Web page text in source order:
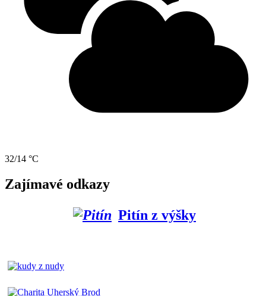
32/14 °C
Zajímavé odkazy
Pitín z výšky